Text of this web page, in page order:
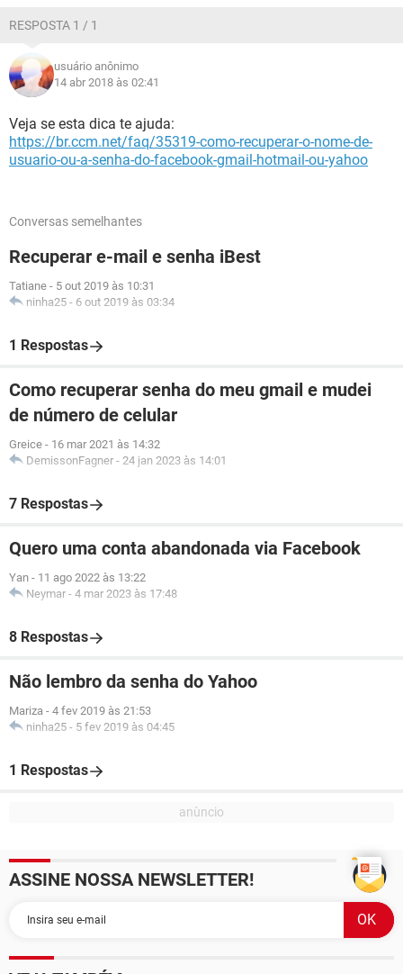
RESPOSTA 1 / 1
usuário anônimo
14 abr 2018 às 02:41
Veja se esta dica te ajuda:
https://br.ccm.net/faq/35319-como-recuperar-o-nome-de-
usuario-ou-a-senha-do-facebook-gmail-hotmail-ou-yahoo
Conversas semelhantes
Recuperar e-mail e senha iBest
Tatiane - 5 out 2019 às 10:31
ninha25 - 6 out 2019 às 03:34
1 Respostas
Como recuperar senha do meu gmail e mudei
de número de celular
Greice - 16 mar 2021 às 14:32
DemissonFagner - 24 jan 2023 às 14:01
7 Respostas
Quero uma conta abandonada via Facebook
Yan - 11 ago 2022 às 13:22
Neymar - 4 mar 2023 às 17:48
8 Respostas
Não lembro da senha do Yahoo
Mariza - 4 fev 2019 às 21:53
ninha25 - 5 fev 2019 às 04:45
1 Respostas
ASSINE NOSSA NEWSLETTER!